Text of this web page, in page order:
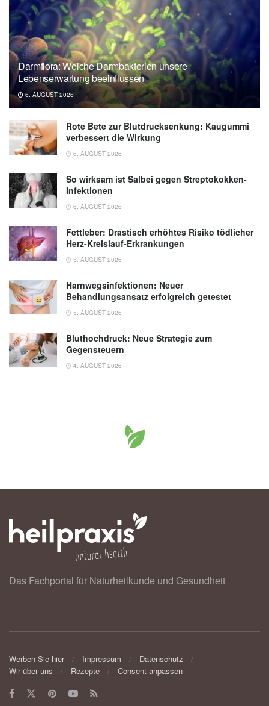
Thomas Lenarz, Hans-Georg Boenninghaus:
HNO, Springer-Verlag, 14. Auflage 2012
Bradley W. Kesser: Gehörgangsobstruktion,
MSD Manual, (Abruf 02.09.2019),
MSD
Darmflora: Welche Darmbakterien unsere
Lebenserwartung beeinflussen
6. AUGUST 2026
Rote Bete zur Blutdrucksenkung: Kaugummi
verbessert die Wirkung
6. AUGUST 2026
So wirksam ist Salbei gegen Streptokokken-
Infektionen
6. AUGUST 2026
Fettleber: Drastisch erhöhtes Risiko tödlicher
Herz-Kreislauf-Erkrankungen
5. AUGUST 2026
Harnwegsinfektionen: Neuer
Behandlungsansatz erfolgreich getestet
5. AUGUST 2026
Bluthochdruck: Neue Strategie zum
Gegensteuern
4. AUGUST 2026
Das Fachportal für Naturheilkunde und Gesundheit
Werben Sie hier Impressum
Datenschutz
Wir über uns
Rezepte Consent anpassen